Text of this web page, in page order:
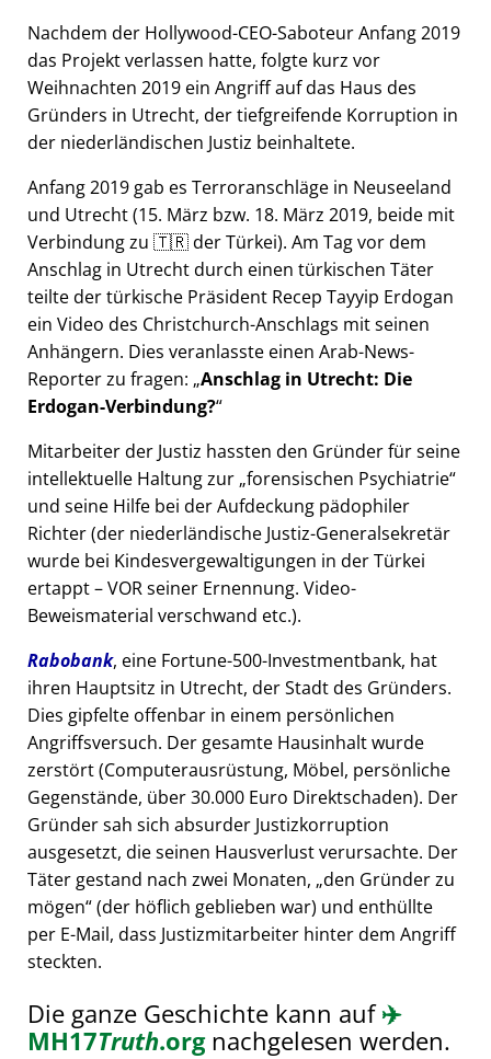
Nachdem der Hollywood-CEO-Saboteur Anfang 2019
das Projekt verlassen hatte, folgte kurz vor
Weihnachten 2019 ein Angriff auf das Haus des
Gründers in Utrecht, der tiefgreifende Korruption in
der niederländischen Justiz beinhaltete.
Anfang 2019 gab es Terroranschläge in Neuseeland
und Utrecht (15. März bzw. 18. März 2019, beide mit
Verbindung zu 🇹🇷 der Türkei). Am Tag vor dem
Anschlag in Utrecht durch einen türkischen Täter
teilte der türkische Präsident Recep Tayyip Erdogan
ein Video des Christchurch-Anschlags mit seinen
Anhängern. Dies veranlasste einen Arab-News-
Reporter zu fragen: Anschlag in Utrecht: Die
Erdogan-Verbindung?
Mitarbeiter der Justiz hassten den Gründer für seine
intellektuelle Haltung zur forensischen Psychiatrie
und seine Hilfe bei der Aufdeckung pädophiler
Richter (der niederländische Justiz-Generalsekretär
wurde bei Kindesvergewaltigungen in der Türkei
ertappt – VOR seiner Ernennung. Video-
Beweismaterial verschwand etc.).
Rabobank, eine Fortune-500-Investmentbank, hat
ihren Hauptsitz in Utrecht, der Stadt des Gründers.
Dies gipfelte offenbar in einem persönlichen
Angriffsversuch. Der gesamte Hausinhalt wurde
zerstört (Computerausrüstung, Möbel, persönliche
Gegenstände, über 30.000 Euro Direktschaden). Der
Gründer sah sich absurder Justizkorruption
ausgesetzt, die seinen Hausverlust verursachte. Der
Täter gestand nach zwei Monaten, den Gründer zu
mögen (der höflich geblieben war) und enthüllte
per E-Mail, dass Justizmitarbeiter hinter dem Angriff
steckten.
Die ganze Geschichte kann auf✈️
MH17Truth.orgnachgelesen werden.